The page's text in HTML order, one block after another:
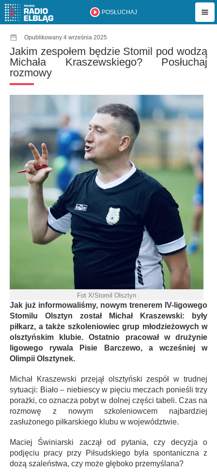
POSŁUCHAJ
Opublikowany 4 września 2025
Jakim zespołem będzie Stomil pod wodzą
Michała Kraszewskiego? Posłuchaj
rozmowy
Fot X/Stomil Olsztyn
Jak już informowaliśmy, nowym trenerem IV-ligowego
Stomilu Olsztyn został Michał Kraszewski: były
piłkarz, a także szkoleniowiec grup młodzieżowych w
olsztyńskim klubie. Ostatnio pracował w drużynie
ligowego rywala Pisie Barczewo, a wcześniej w
Olimpii Olsztynek.
Michał Kraszewski przejął olsztyński zespół w trudnej
sytuacji: Biało – niebiescy w pięciu meczach ponieśli trzy
porażki, co oznacza pobyt w dolnej części tabeli. Czas na
rozmowę z nowym szkoleniowcem najbardziej
zasłużonego piłkarskiego klubu w województwie.
Maciej Świniarski zaczął od pytania, czy decyzja o
podjęciu pracy przy Piłsudskiego była spontaniczna z
dozą szaleństwa, czy może głęboko przemyślana?